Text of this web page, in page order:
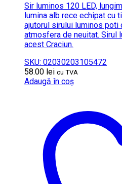
Sir luminos 120 LED,
lumina alb rece echipat cu
ajutorul sirului luminos poti
atmosfera de neuitat. Sirul
acest Craciun.
SKU: 02030203105472
58.00 lei cu TVA
Adaugă în coș